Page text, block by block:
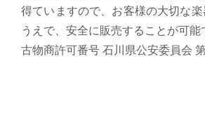
得ていますので、お客様の大切な
うえで、安全に販売することが可能
古物商許可番号 石川県公安委員会